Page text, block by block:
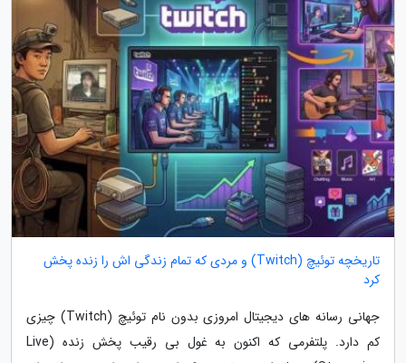
تاریخچه توئیچ (Twitch) و مردی که تمام زندگی اش را زنده پخش
کرد
جهانی رسانه های دیجیتال امروزی بدون نام توئیچ (Twitch) چیزی
کم دارد. پلتفرمی که اکنون به غول بی رقیب پخش زنده (Live